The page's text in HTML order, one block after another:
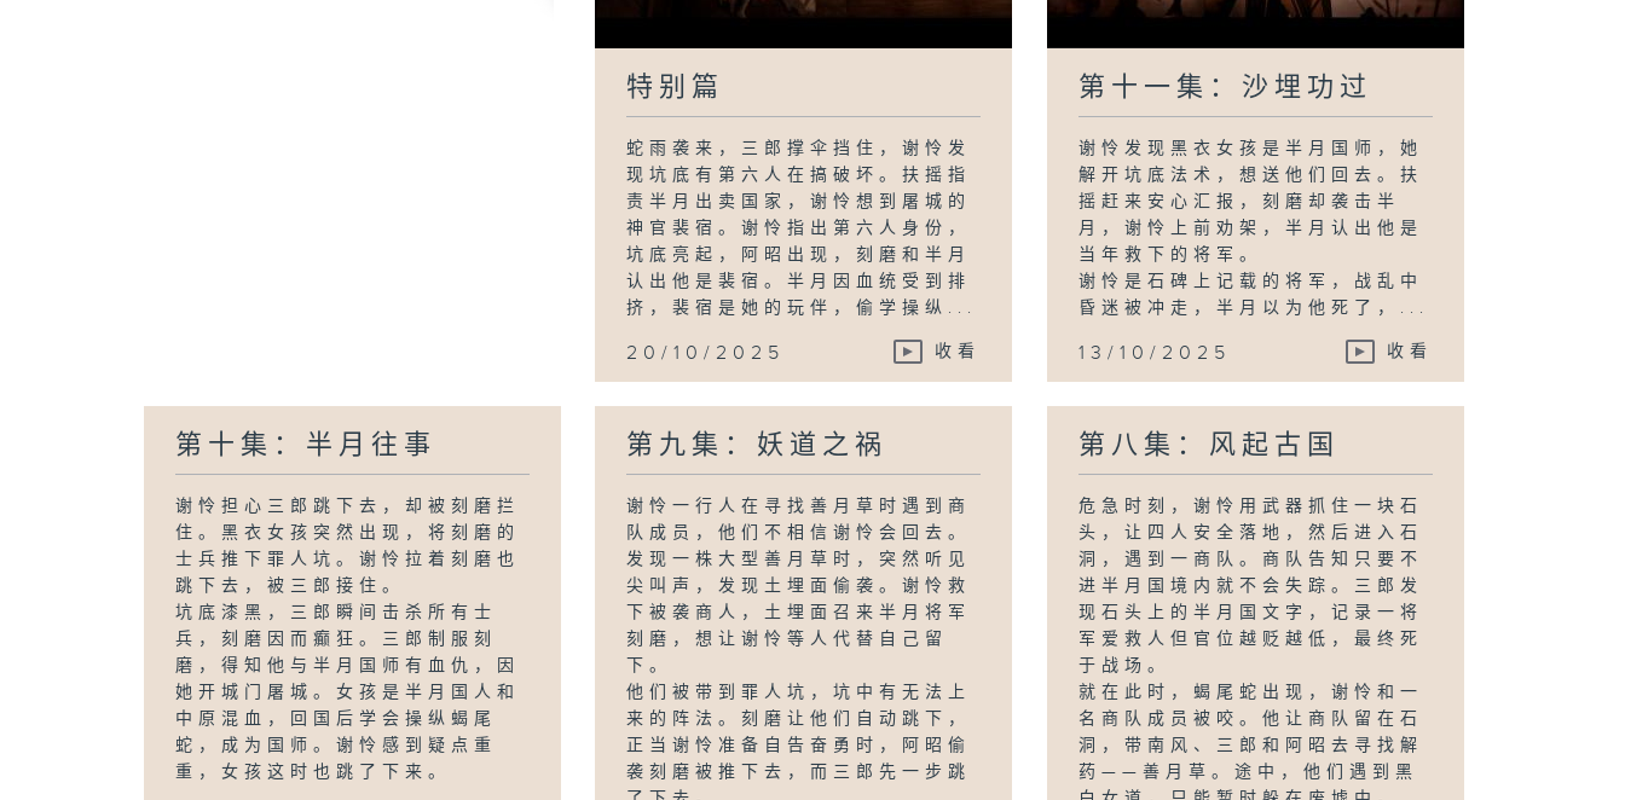
特别篇
蛇雨袭来，三郎撑伞挡住，谢怜发
现坑底有第六人在搞破坏。扶摇指
责半月出卖国家，谢怜想到屠城的
神官裴宿。谢怜指出第六人身份，
坑底亮起，阿昭出现，刻磨和半月
认出他是裴宿。半月因血统受到排
挤，裴宿是她的玩伴，偷学操纵...
20/10/2025 收看
第十一集：沙埋功过
谢怜发现黑衣女孩是半月国师，她
解开坑底法术，想送他们回去。扶
摇赶来安心汇报，刻磨却袭击半
月，谢怜上前劝架，半月认出他是
当年救下的将军。
谢怜是石碑上记载的将军，战乱中
昏迷被冲走，半月以为他死了，...
13/10/2025 收看
第十集：半月往事
谢怜担心三郎跳下去，却被刻磨拦
住。黑衣女孩突然出现，将刻磨的
士兵推下罪人坑。谢怜拉着刻磨也
跳下去，被三郎接住。
坑底漆黑，三郎瞬间击杀所有士
兵，刻磨因而癫狂。三郎制服刻
磨，得知他与半月国师有血仇，因
她开城门屠城。女孩是半月国人和
中原混血，回国后学会操纵蝎尾
蛇，成为国师。谢怜感到疑点重
重，女孩这时也跳了下来。
第九集：妖道之祸
谢怜一行人在寻找善月草时遇到商
队成员，他们不相信谢怜会回去。
发现一株大型善月草时，突然听见
尖叫声，发现土埋面偷袭。谢怜救
下被袭商人，土埋面召来半月将军
刻磨，想让谢怜等人代替自己留
下。
他们被带到罪人坑，坑中有无法上
来的阵法。刻磨让他们自动跳下，
正当谢怜准备自告奋勇时，阿昭偷
袭刻磨被推下去，而三郎先一步跳
第八集：风起古国
危急时刻，谢怜用武器抓住一块石
头，让四人安全落地，然后进入石
洞，遇到一商队。商队告知只要不
进半月国境内就不会失踪。三郎发
现石头上的半月国文字，记录一将
军爱救人但官位越贬越低，最终死
于战场。
就在此时，蝎尾蛇出现，谢怜和一
名商队成员被咬。他让商队留在石
洞，带南风、三郎和阿昭去寻找解
药——善月草。途中，他们遇到黑